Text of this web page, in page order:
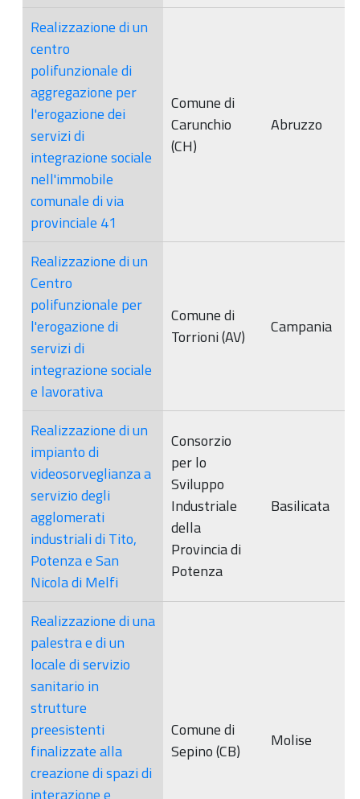
Realizzazione di un
centro
polifunzionale di
aggregazione per
l'erogazione dei
servizi di
integrazione sociale
nell'immobile
comunale di via
provinciale 41
Comune di
Carunchio
(CH)
Abruzzo
Realizzazione di un
Centro
polifunzionale per
l'erogazione di
servizi di
integrazione sociale
e lavorativa
Comune di
Torrioni (AV)
Campania
Realizzazione di un
impianto di
videosorveglianza a
servizio degli
agglomerati
industriali di Tito,
Potenza e San
Nicola di Melfi
Consorzio
per lo
Sviluppo
Industriale
della
Provincia di
Potenza
Basilicata
Realizzazione di una
palestra e di un
locale di servizio
sanitario in
strutture
preesistenti
finalizzate alla
creazione di spazi di
interazione e
Comune di
Sepino (CB)
Molise